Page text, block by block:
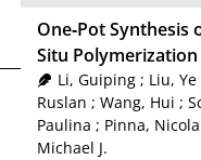
One‐Pot Synthesis
Situ
Li, Guiping; Liu, Ye
Ruslan ; Wang, Hui ;
Paulina ; Pinna, Nicola
Michael J.